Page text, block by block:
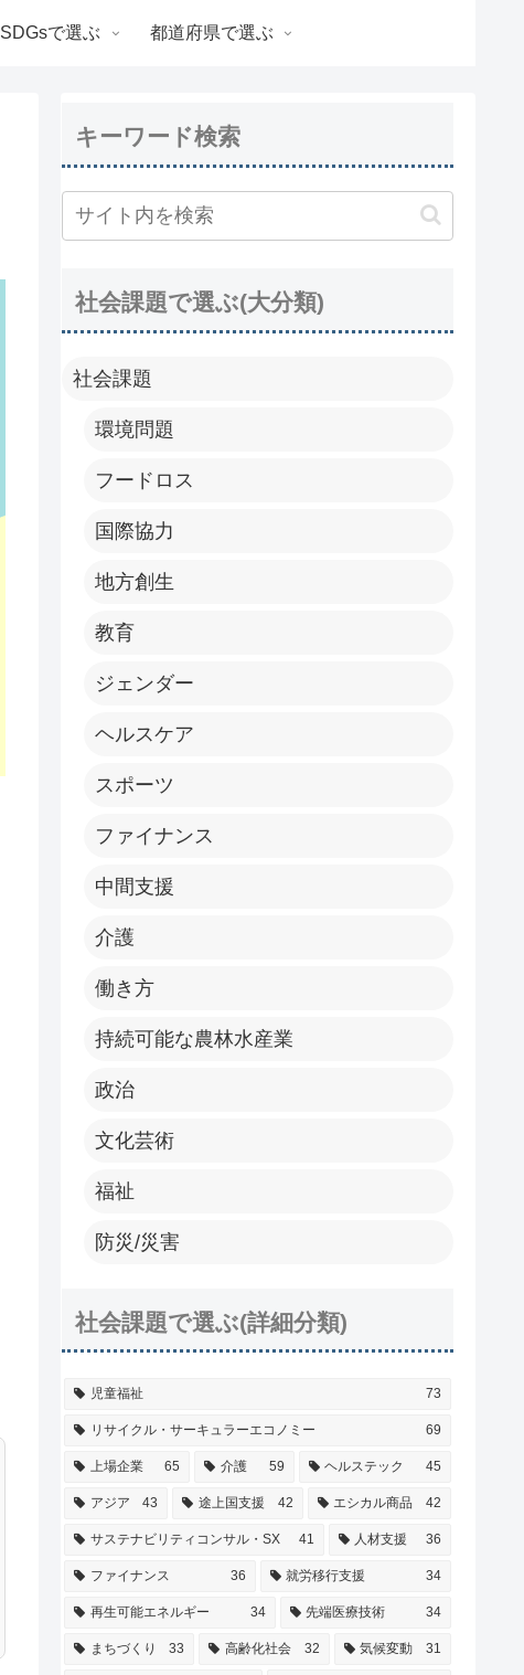
SDGsで選ぶ 都道府県で選ぶ
キーワード検索
社会課題で選ぶ(大分類)
社会課題
環境問題
フードロス
国際協力
地方創生
教育
ジェンダー
ヘルスケア
スポーツ
ファイナンス
中間支援
介護
働き方
持続可能な農林水産業
政治
文化芸術
福祉
防災/災害
社会課題で選ぶ(詳細分類)
児童福祉 73
リサイクル・サーキュラーエコノミー 69
上場企業 65 介護 59 ヘルステック 45
アジア 43 途上国支援 42 エシカル商品 42
サステナビリティコンサル・SX 41 人材支援 36
ファイナンス 36 就労移行支援 34
再生可能エネルギー 34 先端医療技術 34
まちづくり 33 高齢化社会 32 気候変動 31